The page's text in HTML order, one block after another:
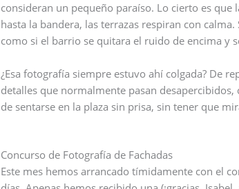
consideran un pequeño paraíso. Lo cierto es que
hasta la bandera, las terrazas respiran con
como si el barrio se quitara el ruido de encima y
¿Esa fotografía siempre estuvo ahí colgada? De
detalles que normalmente pasan
de sentarse en la plaza sin prisa, sin tener que
Concurso de Fotografía de Fachadas
Este mes hemos arrancado tímidamente con el